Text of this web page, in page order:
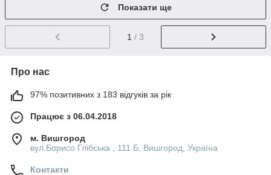
Показати ще
1 / 3
Про нас
97% позитивних з 183 відгуків за рік
Працює з 06.04.2018
м. Вишгород
вул.Борисо Глібська , 111 Б, Вишгород, Україна
Контакти